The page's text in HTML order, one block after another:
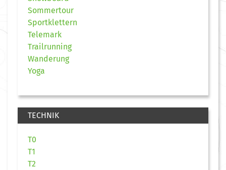
Sommertour
Sportklettern
Telemark
Trailrunning
Wanderung
Yoga
TECHNIK
T0
T1
T2